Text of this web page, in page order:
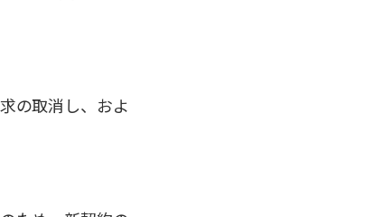
の取消し、およ